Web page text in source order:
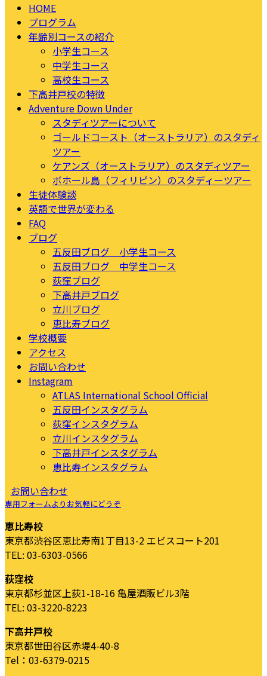
HOME
プログラム
年齢別コースの紹介
小学生コース
中学生コース
高校生コース
下高井戸校の特徴
Adventure Down Under
スタディツアーについて
ゴールドコースト（オーストラリア）のスタディ
ツアー
ケアンズ（オーストラリア）のスタディツアー
ボホール島（フィリピン）のスタディーツアー
生徒体験談
英語で世界が変わる
FAQ
ブログ
五反田ブログ 小学生コース
五反田ブログ 中学生コース
荻窪ブログ
下高井戸ブログ
立川ブログ
恵比寿ブログ
学校概要
アクセス
お問い合わせ
Instagram
ATLAS International School Official
五反田インスタグラム
荻窪インスタグラム
立川インスタグラム
下高井戸インスタグラム
恵比寿インスタグラム
お問い合わせ
専用フォームよりお気軽にどうぞ
恵比寿校
東京都渋谷区恵比寿南1丁目13-2 エビスコート201
TEL: 03-6303-0566
荻窪校
東京都杉並区上荻1-18-16 亀屋酒販ビル3階
TEL: 03-3220-8223
下高井戸校
東京都世田谷区赤堤4-40-8
Tel：03-6379-0215